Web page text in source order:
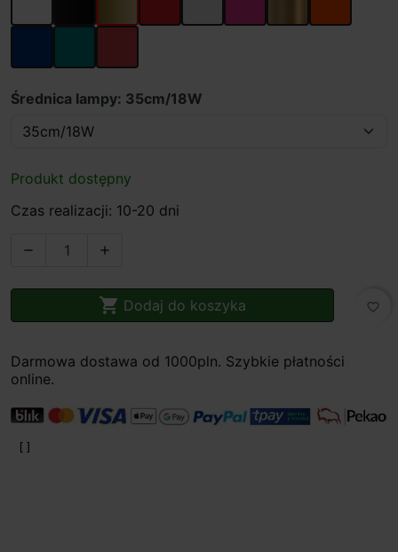
niebieskiaqua róż flamingo
Średnica lampy: 35cm/18W
Produkt dostępny
Czas realizacji: 10-20 dni
 
 Dodaj do koszyka favorite_border
Darmowa dostawa od 1000pln. Szybkie płatności
online.